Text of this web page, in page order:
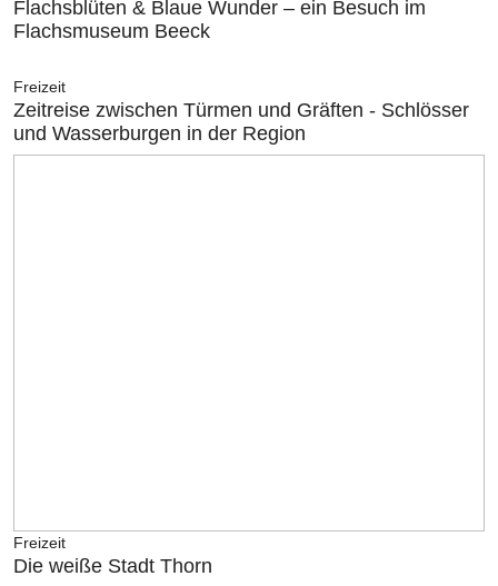
Flachsblüten & Blaue Wunder – ein Besuch im
Flachsmuseum Beeck
Freizeit
Zeitreise zwischen Türmen und Gräften - Schlösser
und Wasserburgen in der Region
Freizeit
Die weiße Stadt Thorn